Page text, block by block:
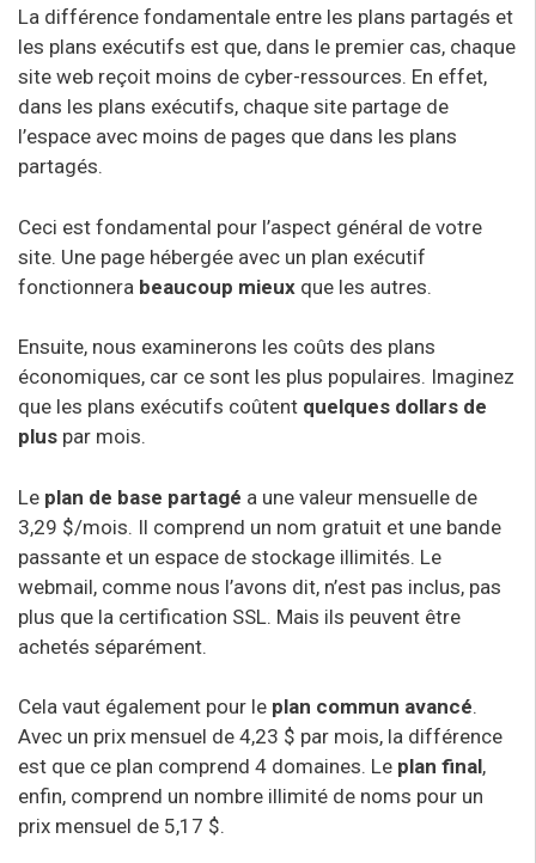
La différence fondamentale entre les plans partagés et
les plans exécutifs est que, dans le premier cas, chaque
site web reçoit moins de cyber-ressources. En effet,
dans les plans exécutifs, chaque site partage de
l’espace avec moins de pages que dans les plans
partagés.
Ceci est fondamental pour l’aspect général de votre
site. Une page hébergée avec un plan exécutif
fonctionnera beaucoup mieux que les autres.
Ensuite, nous examinerons les coûts des plans
économiques, car ce sont les plus populaires. Imaginez
que les plans exécutifs coûtent quelques dollars de
plus par mois.
Le plan de base partagé a une valeur mensuelle de
3,29 $/mois. Il comprend un nom gratuit et une bande
passante et un espace de stockage illimités. Le
webmail, comme nous l’avons dit, n’est pas inclus, pas
plus que la certification SSL. Mais ils peuvent être
achetés séparément.
Cela vaut également pour le plan commun avancé.
Avec un prix mensuel de 4,23 $ par mois, la différence
est que ce plan comprend 4 domaines. Le plan final,
enfin, comprend un nombre illimité de noms pour un
prix mensuel de 5,17 $.